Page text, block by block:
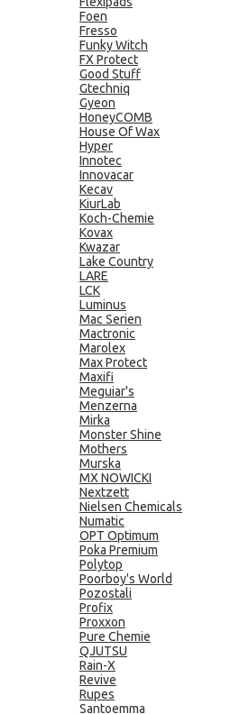
Foen
Fresso
Funky Witch
FX Protect
Good Stuff
Gtechniq
Gyeon
HoneyCOMB
House Of Wax
Hyper
Innotec
Innovacar
Kecav
KiurLab
Koch-Chemie
Kovax
Kwazar
Lake Country
LARE
LCK
Luminus
Mac Serien
Mactronic
Marolex
Max Protect
Maxifi
Meguiar's
Menzerna
Mirka
Monster Shine
Mothers
Murska
MX NOWICKI
Nextzett
Nielsen Chemicals
Numatic
OPT Optimum
Poka Premium
Polytop
Poorboy's World
Pozostali
Profix
Proxxon
Pure Chemie
QJUTSU
Rain-X
Revive
Rupes
Santoemma